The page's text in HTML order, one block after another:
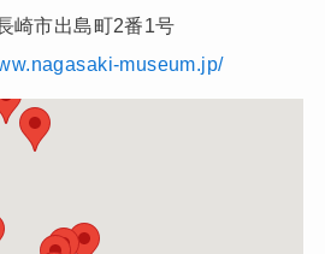
崎市出島町2番1号
museum.jp/